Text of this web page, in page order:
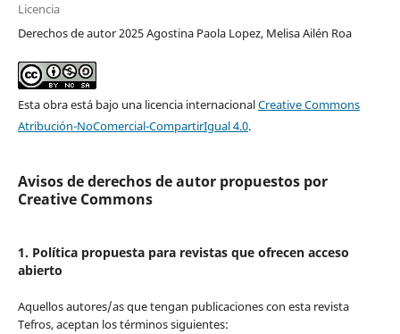
Licencia
Derechos de autor 2025 Agostina Paola Lopez, Melisa Ailén Roa
Esta obra está bajo una licencia internacionalCreative Commons
Atribución-NoComercial-CompartirIgual 4.0.
Avisos de derechos de autor propuestos por
Creative Commons
1. Política propuesta para revistas que ofrecen acceso
abierto
Aquellos autores/as que tengan publicaciones con esta revista
Tefros, aceptan los términos siguientes: